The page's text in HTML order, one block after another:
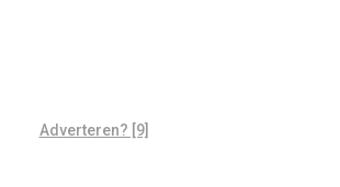
Adverteren? [9]